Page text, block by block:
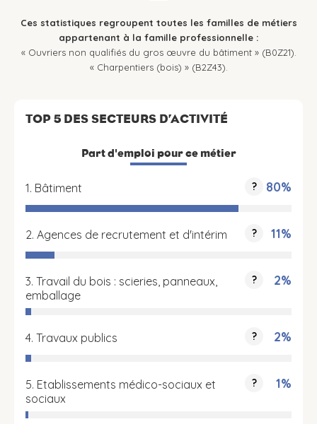
Ces statistiques regroupent toutes les familles de métiers
appartenant à la famille professionnelle :
« Ouvriers non qualifiés du gros œuvre du bâtiment » (B0Z21).
« Charpentiers (bois) » (B2Z43).
TOP 5 DES SECTEURS D’ACTIVITÉ
Part d'emploi pour ce métier
1. Bâtiment ? 80%
2. Agences de recrutement et d'intérim ? 11%
3. Travail du bois : scieries, panneaux,
emballage
? 2%
4. Travaux publics ? 2%
5. Etablissements médico-sociaux et
sociaux
? 1%